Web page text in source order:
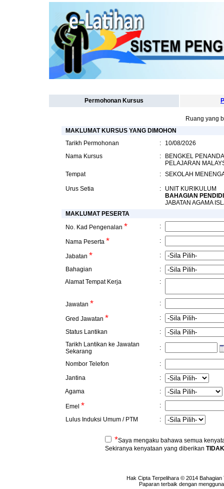
Permohonan Kursus
Ruang yang
MAKLUMAT KURSUS YANG DIMOHON
Tarikh Permohonan
:
10/08/2026
Nama Kursus
:
BENGKEL
PELAJARAN
Tempat
: SEKOLAH
Urus Setia :
UNIT KURIKULUM
BAHAGIAN
JABATAN AGAMA
MAKLUMAT PESERTA
No. Kad Pengenalan * :
Nama Peserta * :
Jabatan *
:
Bahagian
:
Alamat Tempat Kerja
:
Jawatan * :
Gred Jawatan *
:
Status Lantikan
:
Tarikh Lantikan ke Jawatan
Sekarang
:
Nombor Telefon
:
Jantina
:
Agama
:
Emel *
:
Lulus Induksi Umum / PTM
:
*Saya mengaku bahawa semua
Sekiranya kenyataan yang diberikan
Hak Cipta Terpelihara © 2014
Paparan terbaik dengan